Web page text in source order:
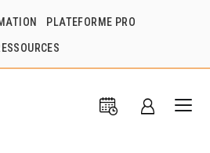
PLATEFORME PRO